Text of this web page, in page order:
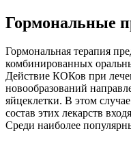
Гормональные
Гормональная терапия
комбинированных
Действие КОКов при
новообразований
яйцеклетки. В этом
состав этих лекарств
Среди наиболее